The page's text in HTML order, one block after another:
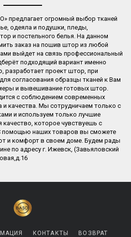
предлагает огромный выбор тканей
одеяла и подушки, пледы,
и постельного белья. На данном
заказ на пошив штор из любой
выйдет на связь профессиональный
подходящий вариант именно
разработает проект штор, при
согласования образцы тканей к Вам
и вывешивание готовых штор.
с соблюдением современных
и качества. Мы сотрудничаем только с
и используем только лучшие
качество, которое чувствуешь с
помощью наших товаров вы сможете
и комфорт в своем доме. Будем рады
по адресу г. Ижевск, (Завьяловский
КОНТАКТЫ
ВОЗВРАТ